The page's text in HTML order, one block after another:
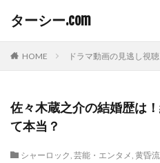
ターシー.com
HOME ドラマ動画の見逃し視聴
佐々木蔵之介の結婚歴は
て本当？
シャーロック, 芸能・エンタメ, 黄昏